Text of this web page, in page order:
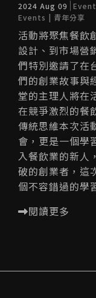
2024 Aug 09
Events | 青年分享
活動將聚焦餐飲
設計、到市場營
們特別邀請了在
們的創業故事與
堂的主理人將在
在競爭激烈的餐
傳統思維本次活
會，更是一個學
入餐飲業的新人
破的創業者，這
個不容錯過的學
閱讀更多